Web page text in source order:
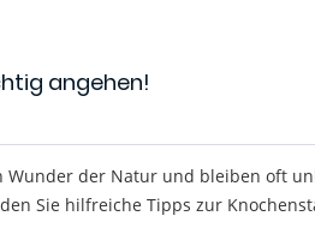
angehen!
Wunder der Natur und bleiben oft
Sie hilfreiche Tipps zur